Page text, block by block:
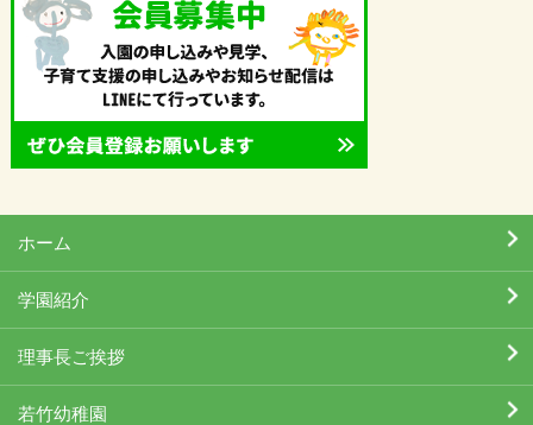
ホーム
学園紹介
理事長ご挨拶
若竹幼稚園